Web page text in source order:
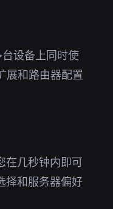
设备上同时使
展和路由器配置
在几秒钟内即可
择和服务器偏好